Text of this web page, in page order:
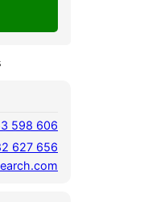
598 606
627 656